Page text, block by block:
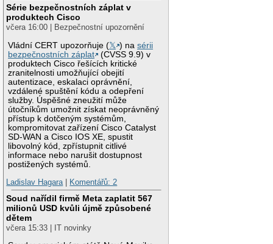
Série bezpečnostních záplat v
produktech Cisco
včera 16:00 | Bezpečnostní upozornění
Vládní CERT upozorňuje (𝕏 ) nasérii
bezpečnostních záplat
(CVSS 9.9) v
produktech Cisco řešících kritické
zranitelnosti umožňující obejití
autentizace, eskalaci oprávnění,
vzdálené spuštění kódu a odepření
služby. Úspěšné zneužití může
útočníkům umožnit získat neoprávněný
přístup k dotčeným systémům,
kompromitovat zařízení Cisco Catalyst
SD-WAN a Cisco IOS XE, spustit
libovolný kód, zpřístupnit citlivé
informace nebo narušit dostupnost
postižených systémů.
Ladislav Hagara| Komentářů: 2
Soud nařídil firmě Meta zaplatit 567
milionů USD kvůli újmě způsobené
dětem
včera 15:33 | IT novinky